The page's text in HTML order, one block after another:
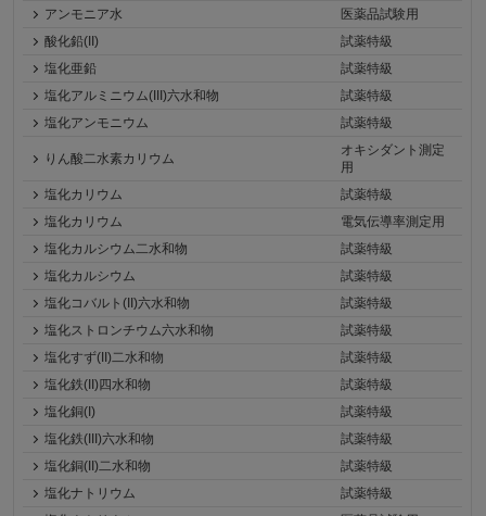
アンモニア水
医薬品試験用
酸化鉛(II)
試薬特級
塩化亜鉛
試薬特級
塩化アルミニウム(III)六水和物
試薬特級
塩化アンモニウム
試薬特級
りん酸二水素カリウム
オキシダント測定
用
塩化カリウム
試薬特級
塩化カリウム
電気伝導率測定用
塩化カルシウム二水和物
試薬特級
塩化カルシウム
試薬特級
塩化コバルト(II)六水和物
試薬特級
塩化ストロンチウム六水和物
試薬特級
塩化すず(II)二水和物
試薬特級
塩化鉄(II)四水和物
試薬特級
塩化銅(I)
試薬特級
塩化鉄(III)六水和物
試薬特級
塩化銅(II)二水和物
試薬特級
塩化ナトリウム
試薬特級